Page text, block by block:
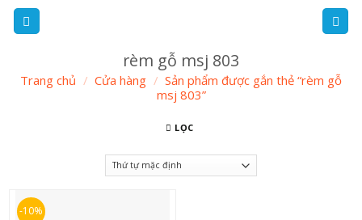
Skip
rèm gỗ msj 803
Trang chủ / Cửa hàng / Sản phẩm được gắn thẻ “rèm gỗ
msj 803”
LỌC
-10%